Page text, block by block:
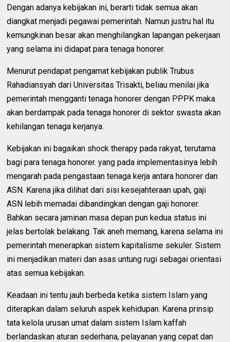
Dengan adanya kebijakan ini, berarti tidak semua akan
diangkat menjadi pegawai pemerintah. Namun justru hal itu
kemungkinan besar akan menghilangkan lapangan pekerjaan
yang selama ini didapat para tenaga honorer.
Menurut pendapat pengamat kebijakan publik Trubus
Rahadiansyah dari Universitas Trisakti, beliau menilai jika
pemerintah mengganti tenaga honorer dengan PPPK maka
akan berdampak pada tenaga honorer di sektor swasta akan
kehilangan tenaga kerjanya.
Kebijakan ini bagaikan shock therapy pada rakyat, terutama
bagi para tenaga honorer. yang pada implementasinya lebih
mengarah pada pengastaan tenaga kerja antara honorer dan
ASN. Karena jika dilihat dari sisi kesejahteraan upah, gaji
ASN lebih memadai dibandingkan dengan gaji honorer.
Bahkan secara jaminan masa depan pun kedua status ini
jelas bertolak belakang. Tak aneh memang, karena selama ini
pemerintah menerapkan sistem kapitalisme sekuler. Sistem
ini menjadikan materi dan asas untung rugi sebagai orientasi
atas semua kebijakan.
Keadaan ini tentu jauh berbeda ketika sistem Islam yang
diterapkan dalam seluruh aspek kehidupan. Karena prinsip
tata kelola urusan umat dalam sistem Islam kaffah
berlandaskan aturan sederhana, pelayanan yang cepat dan